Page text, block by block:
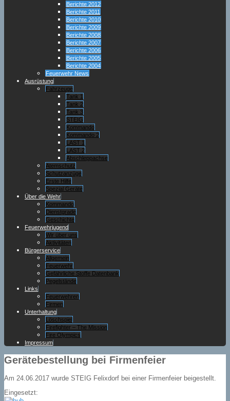
Berichte 2012
Berichte 2011
Berichte 2010
Berichte 2009
Berichte 2008
Berichte 2007
Berichte 2006
Berichte 2005
Berichte 2004
Feuerwehr News
Ausrüstung
Fahrzeuge
Tank 1
Tank 2
Tank 3
STEIG
Kommando
Kommando 2
LAST 1
LAST 2
Abschleppachse
Atemschutz
Schutzanzüge
Erste Hilfe
Spezial Geräte
Über die Wehr
Kommando
Dienstgrade
Geschichte
Feuerwehrjugend
Wir über uns
Aktivitäten
Bürgerservice
Allgemein
Feuerwehr
Gefährliche Stoffe Datenbank
Pegelstände
Links
Feuerwehren
Firmen
Unterhaltung
Löschspiel
Firefighter – The Mission
Fire Olympics
Impressum
Gerätebestellung bei Firmenfeier
Am 24.06.2017 wurde STEIG Felixdorf bei einer Firmenfeier beigestellt.
Eingesetzt: